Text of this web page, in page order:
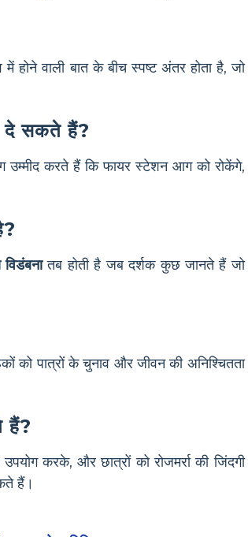
होने वाली बात के बीच स्पष्ट अंतर होता है, जो
दे सकते हैं?
करते हैं कि फायर स्टेशन आग को रोकेंगे,
तब होती है जब दर्शक कुछ जानते हैं जो
को पात्रों के चुनाव और जीवन की अनिश्चितता
हैं?
करके, और छात्रों को रोजमर्रा की जिंदगी
हैं।